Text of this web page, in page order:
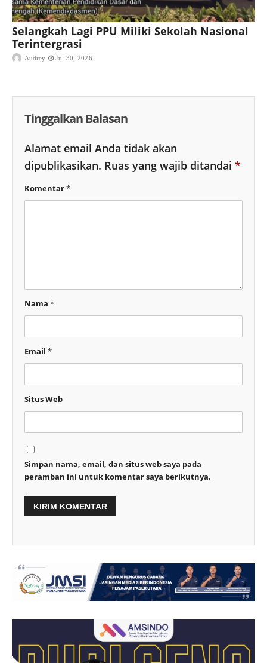
Selangkah Lagi PPU Miliki Sekolah Nasional
Terintergrasi
Audrey Jul 30, 2026
Tinggalkan Balasan
Alamat email Anda tidak akan
dipublikasikan. Ruas yang wajib ditandai *
Komentar*
Nama *
Email *
Situs Web
Simpan nama, email, dan situs web saya pada
peramban ini untuk komentar saya berikutnya.